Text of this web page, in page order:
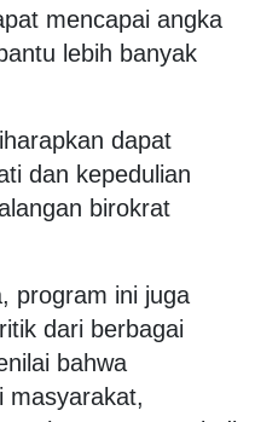
mencapai angka
lebih banyak
dapat
dan kepedulian
birokrat
program ini juga
dari berbagai
bahwa
masyarakat,